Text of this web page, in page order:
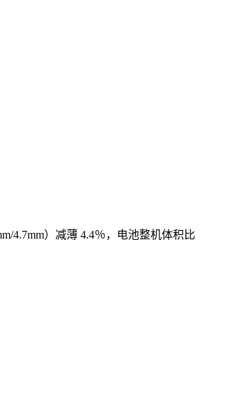
4.7mm）减薄 4.4％，电池整机体积比